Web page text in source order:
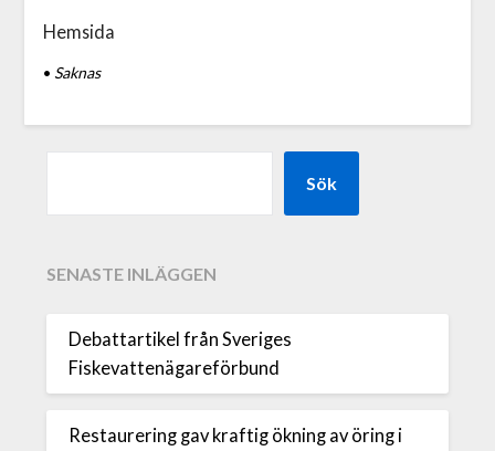
Hemsida
• Saknas
Sök
SENASTE INLÄGGEN
Debattartikel från Sveriges
Fiskevattenägareförbund
Restaurering gav kraftig ökning av öring i